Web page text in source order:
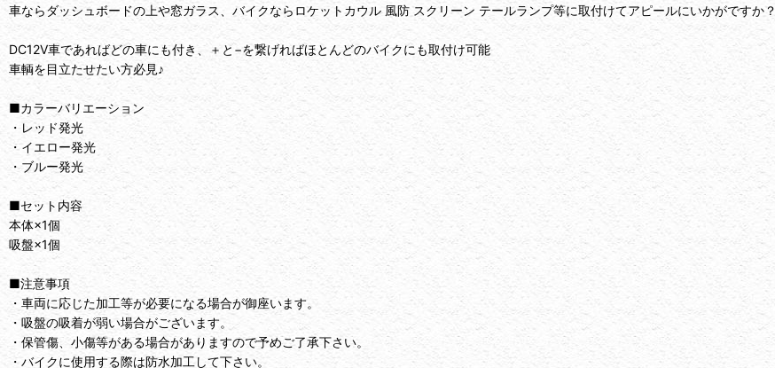
車ならダッシュボードの上や窓ガラス、バイクならロケットカウル 風防 スクリーン テールランプ等に取付けてアピールにいかがですか？
DC12V車であればどの車にも付き、＋と−を繋げればほとんどのバイクにも取付け可能
車輌を目立たせたい方必見♪
■カラーバリエーション
・レッド発光
・イエロー発光
・ブルー発光
■セット内容
本体×1個
吸盤×1個
■注意事項
・車両に応じた加工等が必要になる場合が御座います。
・吸盤の吸着が弱い場合がございます。
・保管傷、小傷等がある場合がありますので予めご了承下さい。
・バイクに使用する際は防水加工して下さい。